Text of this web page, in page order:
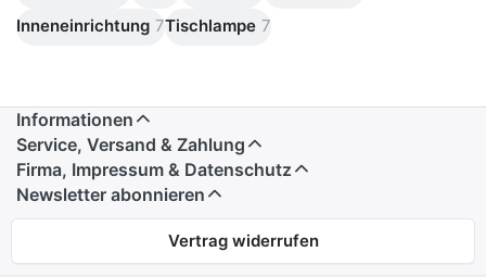
Inneneinrichtung 7Tischlampe 7
Informationen
Service, Versand & Zahlung
Firma, Impressum & Datenschutz
Newsletter abonnieren
Vertrag widerrufen